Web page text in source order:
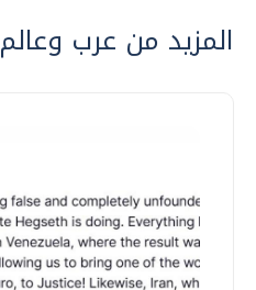
المزيد من عرب وعالم